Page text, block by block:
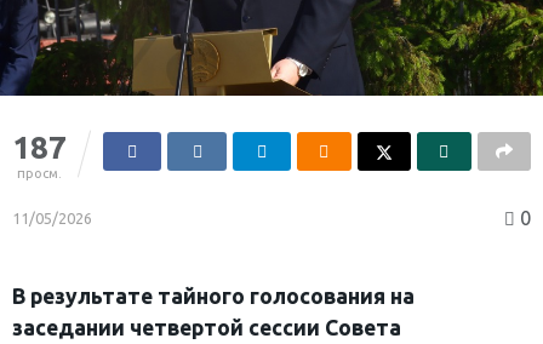
187
просм.
11/05/2026 0
В результате тайного голосования на
заседании четвертой сессии Совета